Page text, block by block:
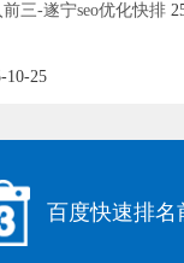
三-遂宁seo优化快排
10-25
百度快速排名